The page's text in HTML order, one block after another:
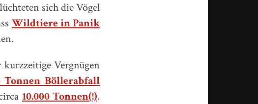
sich die Vögel
Wildtiere in Panik
Vergnügen
Tonnen Böllerabfall
10.000 Tonnen(!).